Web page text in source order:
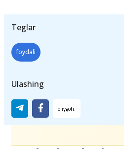
Teglar
foydali
Ulashing